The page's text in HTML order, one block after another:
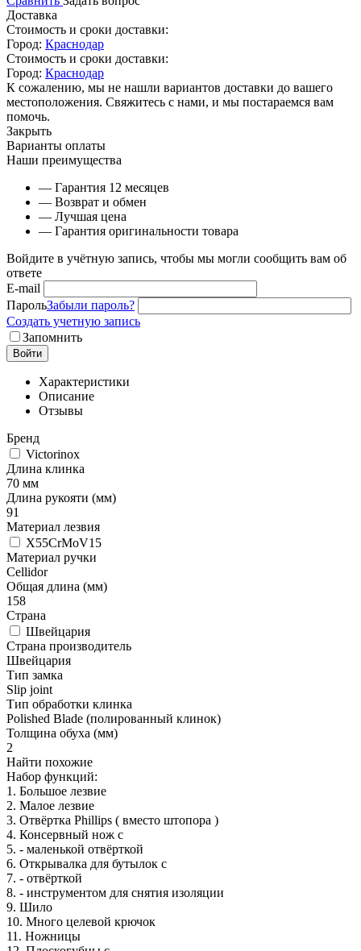
Доставка
Стоимость и сроки доставки:
Город: Краснодар
Стоимость и сроки доставки:
Город: Краснодар
К сожалению, мы не нашли вариантов доставки до вашего
местоположения. Свяжитесь с нами, и мы постараемся вам
помочь.
Закрыть
Варианты оплаты
Наши преимущества
— Гарантия 12 месяцев
— Возврат и обмен
— Лучшая цена
— Гарантия оригинальности товара
Войдите в учётную запись, чтобы мы могли сообщить вам об
ответе
E-mail
ПарольЗабыли пароль?
Создать учетную запись
Запомнить
Войти
Характеристики
Описание
Отзывы
Бренд
Victorinox
Длина клинка
70 мм
Длина рукояти (мм)
91
Материал лезвия
X55CrMoV15
Материал ручки
Cellidor
Общая длина (мм)
158
Страна
Швейцария
Страна производитель
Швейцария
Тип замка
Slip joint
Тип обработки клинка
Polished Blade (полированный клинок)
Толщина обуха (мм)
2
Найти похожие
Набор функций:
1. Большое лезвие
2. Малое лезвие
3. Отвёртка Phillips ( вместо штопора )
4. Консервный нож с
5. - маленькой отвёрткой
6. Открывалка для бутылок с
7. - отвёрткой
8. - инструментом для снятия изоляции
9. Шило
10. Много целевой крючок
11. Ножницы